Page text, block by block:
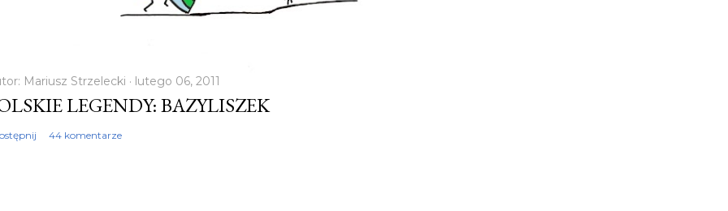
Mariusz Strzelecki lutego 06, 2011
LEGENDY: BAZYLISZEK
44 komentarze